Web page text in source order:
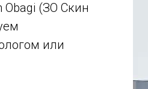
Obagi (ЗО Скин
или